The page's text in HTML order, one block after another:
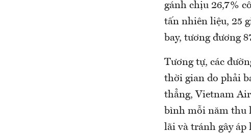
gánh chịu 26,7%
tấn nhiên liệu, 25
bay, tương đương
Tương tự, các
thời gian do phải
thẳng, Vietnam
bình mỗi năm thu
lãi và tránh gây áp